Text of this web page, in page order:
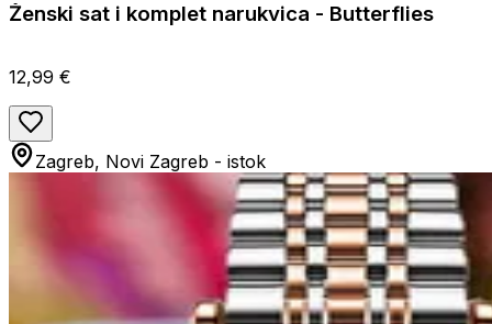
Ženski sat i komplet narukvica - Butterflies
12,99 €
Zagreb, Novi Zagreb - istok